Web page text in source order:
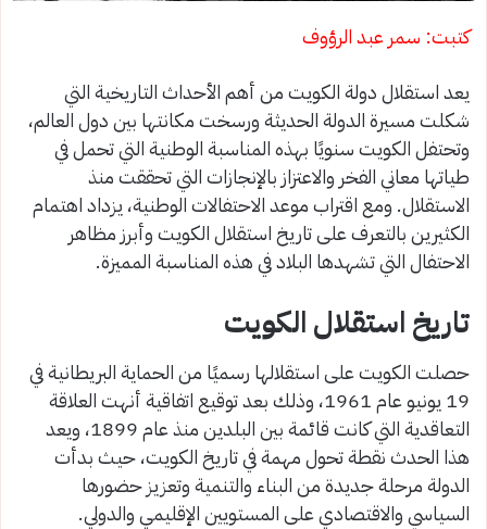
كتبت: سمر عبد الرؤوف
يعد استقلال دولة الكويت من أهم الأحداث التاريخية التي
شكلت مسيرة الدولة الحديثة ورسخت مكانتها بين دول العالم،
وتحتفل الكويت سنويًا بهذه المناسبة الوطنية التي تحمل في
طياتها معاني الفخر والاعتزاز بالإنجازات التي تحققت منذ
الاستقلال. ومع اقتراب موعد الاحتفالات الوطنية، يزداد اهتمام
الكثيرين بالتعرف على تاريخ استقلال الكويت وأبرز مظاهر
الاحتفال التي تشهدها البلاد في هذه المناسبة المميزة.
تاريخ استقلال الكويت
حصلت الكويت على استقلالها رسميًا من الحماية البريطانية في
19 يونيو عام 1961، وذلك بعد توقيع اتفاقية أنهت العلاقة
التعاقدية التي كانت قائمة بين البلدين منذ عام 1899، ويعد
هذا الحدث نقطة تحول مهمة في تاريخ الكويت، حيث بدأت
الدولة مرحلة جديدة من البناء والتنمية وتعزيز حضورها
السياسي والاقتصادي على المستويين الإقليمي والدولي.